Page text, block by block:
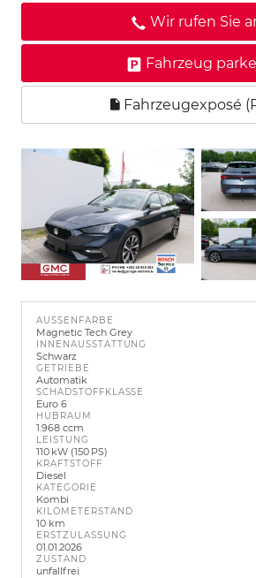
Wir rufen Sie
Fahrzeug
Fahrzeugexposé
AUSSENFARBE
Magnetic Tech Grey
INNENAUSSTATTUNG
Schwarz
GETRIEBE
Automatik
SCHADSTOFFKLASSE
Euro 6
HUBRAUM
1.968 ccm
LEISTUNG
110 kW (150 PS)
KRAFTSTOFF
Diesel
KATEGORIE
Kombi
KILOMETERSTAND
10 km
ERSTZULASSUNG
01.01.2026
ZUSTAND
unfallfrei